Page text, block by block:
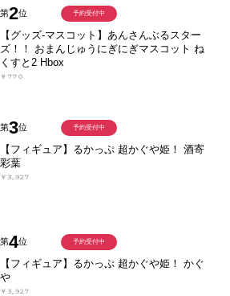
第2位
【グッズ-マスコット】あんさんぶるスター
ズ！！ おまんじゅうにぎにぎマスコット ね
くすと2 Hbox
￥770
予約受付中
第3位
【フィギュア】るかっぷ 超かぐや姫！ 酒寄
彩葉
￥3,927
予約受付中
第4位
【フィギュア】るかっぷ 超かぐや姫！ かぐ
や
￥3,927
予約受付中